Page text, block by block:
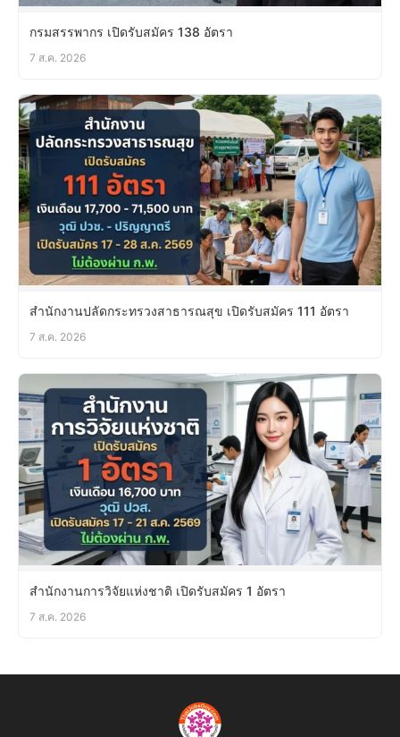
กรมสรรพากร เปิดรับสมัคร 138 อัตรา
7 ส.ค. 2026
สำนักงานปลัดกระทรวงสาธารณสุข เปิดรับสมัคร 111 อัตรา
7 ส.ค. 2026
สำนักงานการวิจัยแห่งชาติ เปิดรับสมัคร 1 อัตรา
7 ส.ค. 2026